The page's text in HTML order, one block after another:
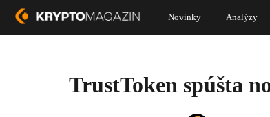
Novinky Analýzy
TrustToken spúšta